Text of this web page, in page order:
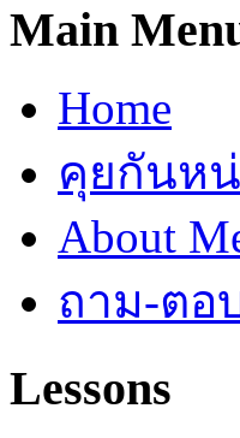
Main
Home
คุยกันห
About
ถาม-ตอ
Lessons